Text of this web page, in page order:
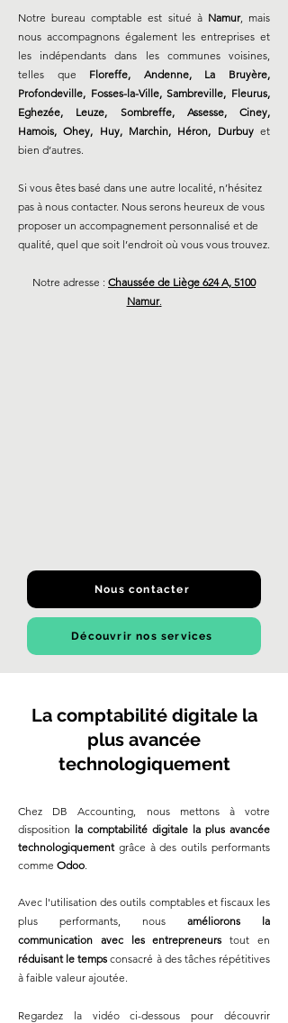
Notre bureau comptable est situé àNamur, mais
nous accompagnons également les entreprises et
les indépendants dans les communes voisines,
telles que Floreffe, Andenne, La Bruyère,
Profondeville, Fosses-la-Ville, Sambreville, Fleurus,
Eghezée, Leuze, Sombreffe, Assesse, Ciney,
Hamois, Ohey, Huy, Marchin, Héron, Durbuyet
bien d’autres.
Si vous êtes basé dans une autre localité, n’hésitez
pas à nous contacter. Nous serons heureux de vous
proposer un accompagnement personnalisé et de
qualité, quel que soit l’endroit où vous vous trouvez.
Notre adresse : Chaussée de Liège 624 A, 5100
Namur.
Nous contacter
Découvrir nos services
La comptabilité digitale la
plus avancée
technologiquement
Chez DB Accounting, nous mettons à votre
disposition la comptabilité digitale la plus avancée
technologiquementgrâce à des outils performants
comme Odoo.
Avec l'utilisation des outils comptables et fiscaux les
plus performants, nous améliorons la
communication avec les entrepreneurs tout en
réduisant le temps consacré à des tâches répétitives
à faible valeur ajoutée.
Regardez la vidéo ci-dessous pour découvrir